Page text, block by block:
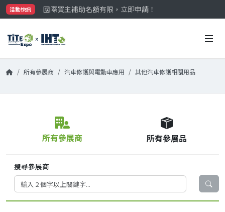
活動快訊
國際買主補助名額有限，立即申請！
參觀門票開放申請中‼️
國際買主補助名額有限，立即申請！
所有參展商 汽車修護與電動車應用 其他汽車修護相關用品
所有參展商 所有參展品
搜尋參展商